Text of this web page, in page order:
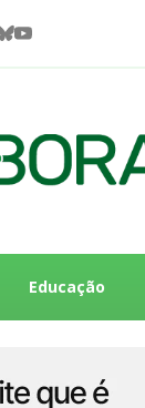
Educação